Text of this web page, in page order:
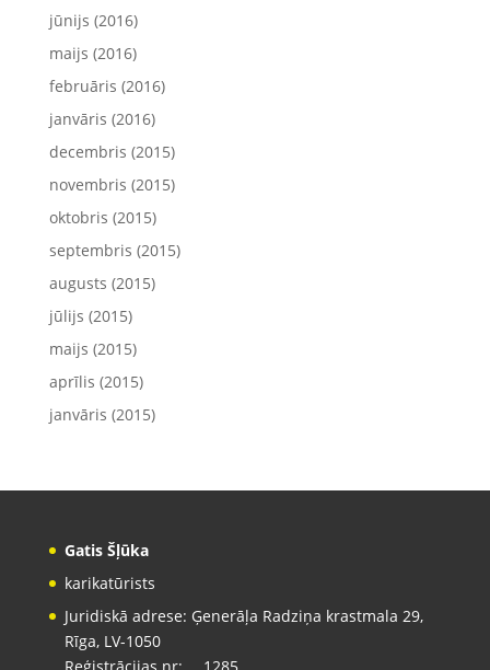
jūnijs (2016)
maijs (2016)
februāris (2016)
janvāris (2016)
decembris (2015)
novembris (2015)
oktobris (2015)
septembris (2015)
augusts (2015)
jūlijs (2015)
maijs (2015)
aprīlis (2015)
janvāris (2015)
Gatis Šļūka
karikatūrists
Juridiskā adrese: Ģenerāļa Radziņa krastmala 29,
Rīga, LV-1050